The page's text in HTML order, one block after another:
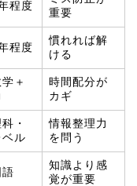
程度
重要
程度
慣れれば解
ける
＋
時間配分が
カギ
・
ル
情報整理力
を問う
知識より感
覚が重要